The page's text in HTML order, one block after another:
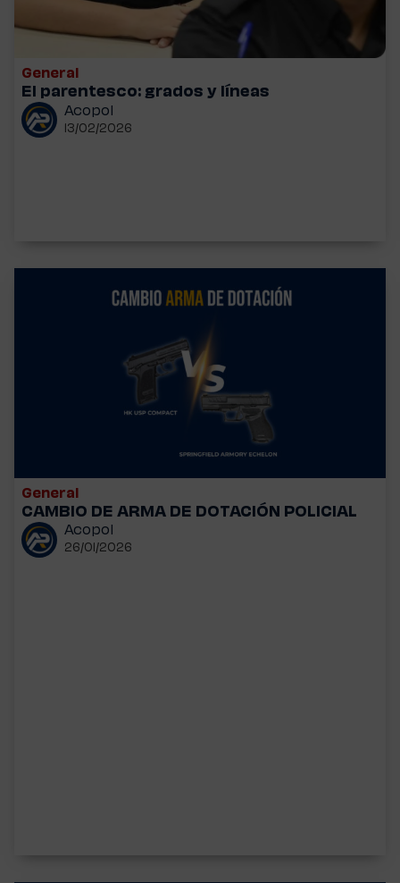
General
El parentesco: grados y líneas
Acopol
13/02/2026
General
CAMBIO DE ARMA DE DOTACIÓN POLICIAL
Acopol
26/01/2026